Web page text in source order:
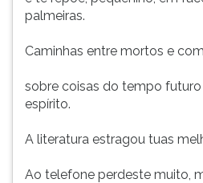
palmeiras.
Caminhas entre mortos e
sobre coisas do tempo
espírito.
A literatura estragou tuas
Ao telefone perdeste muito,